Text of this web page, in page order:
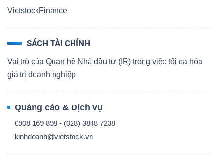
VietstockFinance
SÁCH TÀI CHÍNH
Vai trò của Quan hệ Nhà đầu tư (IR) trong việc tối đa hóa
giá trị doanh nghiệp
Quảng cáo & Dịch vụ
0908 169 898 - (028) 3848 7238
kinhdoanh@vietstock.vn